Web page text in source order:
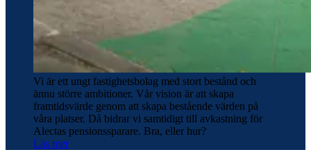
Vi är ett ungt fastighetsbolag med stort bestånd och
ännu större ambitioner. Vår vision är att skapa
framtidsvärde genom att skapa bestående värden på
våra platser. Då bidrar vi samtidigt till avkastning för
Alectas pensionssparare. Bra, eller hur?
Läs mer